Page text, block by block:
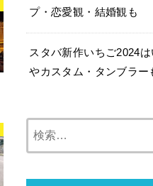
プ・恋愛観・結婚観も
スタバ新作いちご2024
やカスタム・タンブラー